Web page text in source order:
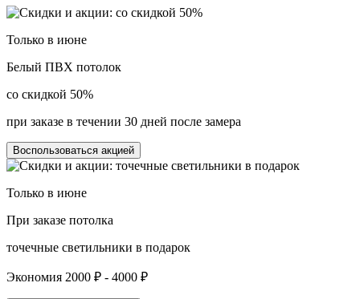
Только в июне
Белый ПВХ потолок
со скидкой 50%
при заказе в течении 30 дней после замера
Воспользоваться акцией
Только в июне
При заказе потолка
точечные светильники в подарок
Экономия 2000 ₽ - 4000 ₽